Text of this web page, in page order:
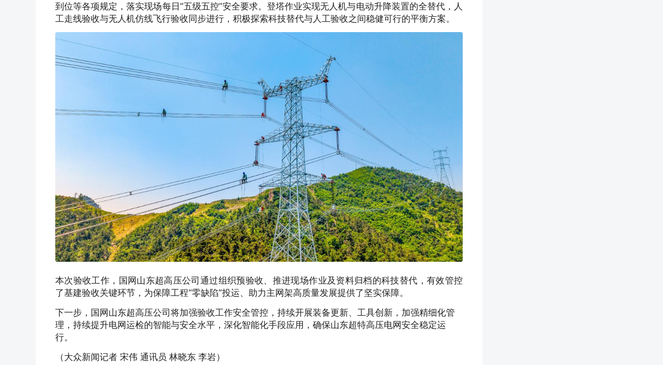
到位等各项规定，落实现场每日“五级五控”安全要求。登塔作业实现无人机与电动升降装置的全替代，人
工走线验收与无人机仿线飞行验收同步进行，积极探索科技替代与人工验收之间稳健可行的平衡方案。
本次验收工作，国网山东超高压公司通过组织预验收、推进现场作业及资料归档的科技替代，有效管控
了基建验收关键环节，为保障工程“零缺陷”投运、助力主网架高质量发展提供了坚实保障。
下一步，国网山东超高压公司将加强验收工作安全管控，持续开展装备更新、工具创新，加强精细化管
理，持续提升电网运检的智能与安全水平，深化智能化手段应用，确保山东超特高压电网安全稳定运
行。
（大众新闻记者 宋伟 通讯员 林晓东 李岩）